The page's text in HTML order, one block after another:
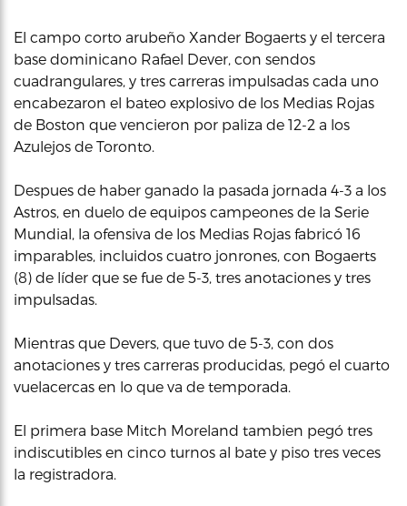
El campo corto arubeño Xander Bogaerts y el tercera
base dominicano Rafael Dever, con sendos
cuadrangulares, y tres carreras impulsadas cada uno
encabezaron el bateo explosivo de los Medias Rojas
de Boston que vencieron por paliza de 12-2 a los
Azulejos de Toronto.
Despues de haber ganado la pasada jornada 4-3 a los
Astros, en duelo de equipos campeones de la Serie
Mundial, la ofensiva de los Medias Rojas fabricó 16
imparables, incluidos cuatro jonrones, con Bogaerts
(8) de líder que se fue de 5-3, tres anotaciones y tres
impulsadas.
Mientras que Devers, que tuvo de 5-3, con dos
anotaciones y tres carreras producidas, pegó el cuarto
vuelacercas en lo que va de temporada.
El primera base Mitch Moreland tambien pegó tres
indiscutibles en cinco turnos al bate y piso tres veces
la registradora.